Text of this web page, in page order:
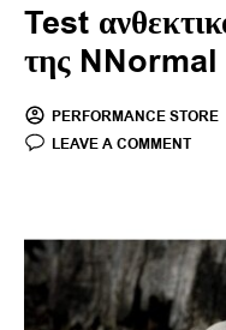
Test
της NNormal
PERFORMANCE STORE
LEAVE A COMMENT